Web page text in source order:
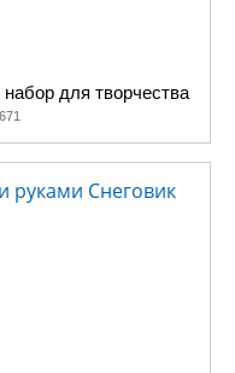
для творчества